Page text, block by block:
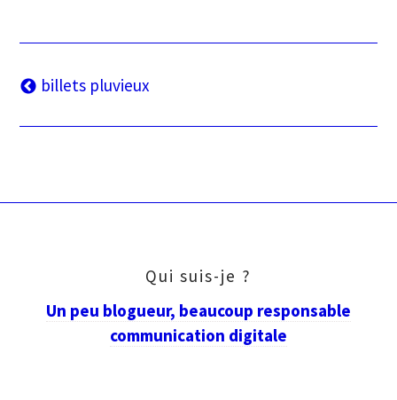
Navigation
des
billets pluvieux
Qui suis-je ?
Un peu blogueur, beaucoup responsable
communication digitale